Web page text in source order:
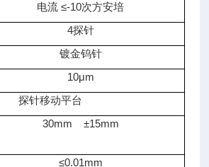
电流 ≤-10次方安培
4探针
镀金钨针
10μm
探针移动平台
30mm ±15mm
≤0.01mm